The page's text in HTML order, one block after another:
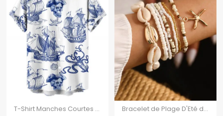
T-Shirt Manches Courtes à Imprimé Voilier Crâne et Etoile de Mer avec Boutons pour Hommes Bracelet de Plage D'Eté de Vacances Perlé Coquille et Etoile de Mer 7 Pièces